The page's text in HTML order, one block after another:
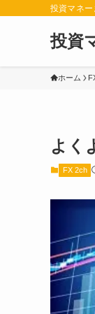
投資マネ
投資
ホーム
よく
FX 2ch